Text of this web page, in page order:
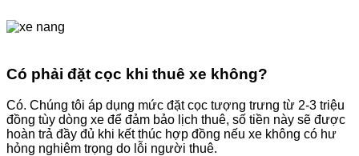
Có phải đặt cọc khi thuê xe không?
Có. Chúng tôi áp dụng mức đặt cọc tượng trưng từ 2-3 triệu
đồng tùy dòng xe để đảm bảo lịch thuê, số tiền này sẽ được
hoàn trả đầy đủ khi kết thúc hợp đồng nếu xe không có hư
hỏng nghiêm trọng do lỗi người thuê.